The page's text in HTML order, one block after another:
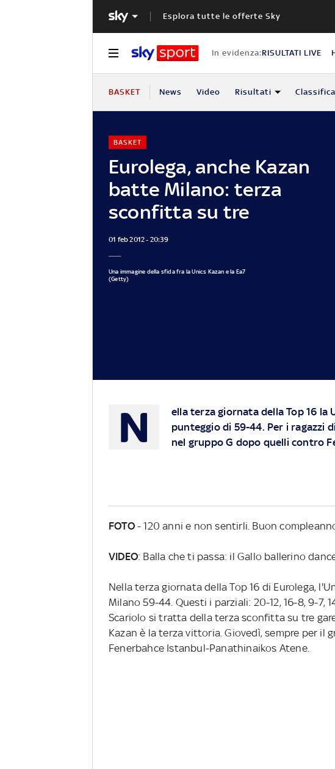
Esplora tutte le offerte Sky
In evidenza:RISULTATI LIVE
BASKET News Video Risultati Classifica
Eurolega, anche Kazan
batte Milano: terza
sconfitta su tre
BASKET
01 feb 2012 - 20:39
Una immagine della sfida fra la Unics Kazan e la Ea7
(Getty)
N
ella terza giornata della Top 16 la
punteggio di 59-44. Per i ragazzi
nel gruppo G dopo quelli contro
FOTO - 120 anni e non sentirli. Buon
VIDEO: Balla che ti passa: il Gallo ballerino
Nella terza giornata della Top 16 di Eurolega,
Milano 59-44. Questi i parziali: 20-12, 16-8, 9-7,
Scariolo si tratta della terza sconfitta su tre
Kazan è la terza vittoria. Giovedì, sempre per il
Fenerbahce Istanbul-Panathinaikos Atene.